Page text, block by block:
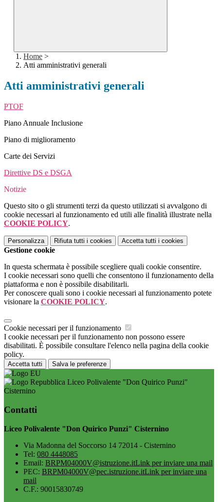
Home >
Atti amministrativi generali
Atti amministrativi generali
PTOF
Piano Annuale Inclusione
Piano di miglioramento
Carte dei Servizi
Direttive DS e DSGA
Notizie
Questo sito o gli strumenti terzi da questo utilizzati si avvalgono di
cookie necessari al funzionamento ed utili alle finalità illustrate nella
COOKIE POLICY.
Personalizza Rifiuta tutti i cookies Accetta tutti i cookies
Gestione cookie
In questa schermata è possibile scegliere quali cookie consentire.
I cookie necessari sono quelli che consentono il funzionamento della
piattaforma e non è possibile disabilitarli.
Per conoscere quali sono i cookie necessari al funzionamento potete
visionare la COOKIE POLICY.
Cookie necessari per il funzionamento
I cookie necessari per il funzionamento non possono essere
disabilitati. È possibile consultare l'elenco nella pagina della cookie
policy.
Accetta tutti Salva le preferenze
Liceo Polivalente "Don Quirico Punzi"
Cisternino
Contatti
Liceo Polivalente "Don Quirico Punzi" Cisternino
Via Madonna del Soccorso 14 72014 - Cisternino
Tel: 080 4448085
Email: BRPM04000V@istruzione.itLink per inviare una mail
PEC: BRPM04000V@pec.istruzione.itLink per inviare una
mail
C.F.: 90015830749